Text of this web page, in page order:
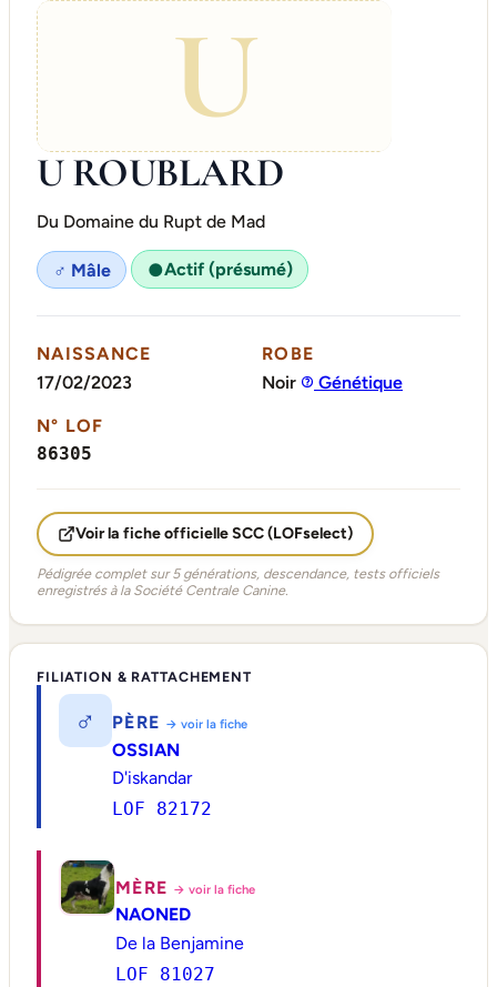
U
U ROUBLARD
Du Domaine du Rupt de Mad
♂ Mâle ●Actif (présumé)
NAISSANCE
17/02/2023
ROBE
Noir
Génétique
N° LOF
86305
Voir la fiche officielle SCC (LOFselect)
Pédigrée complet sur 5 générations, descendance, tests officiels
enregistrés à la Société Centrale Canine.
FILIATION & RATTACHEMENT
♂ PÈRE → voir la fiche
OSSIAN
D'iskandar
LOF 82172
MÈRE → voir la fiche
NAONED
De la Benjamine
LOF 81027